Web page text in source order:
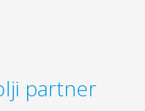
partner